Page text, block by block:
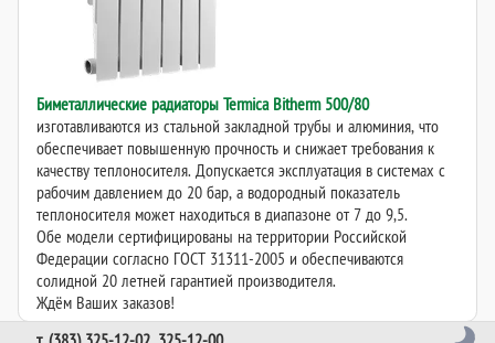
Биметаллические радиаторы Termica Bitherm 500/80
изготавливаются из стальной закладной трубы и алюминия, что
обеспечивает повышенную прочность и снижает требования к
качеству теплоносителя. Допускается эксплуатация в системах с
рабочим давлением до 20 бар, а водородный показатель
теплоносителя может находиться в диапазоне от 7 до 9,5.
Обе модели сертифицированы на территории Российской
Федерации согласно ГОСТ 31311-2005 и обеспечиваются
солидной 20 летней гарантией производителя.
Ждём Ваших заказов!